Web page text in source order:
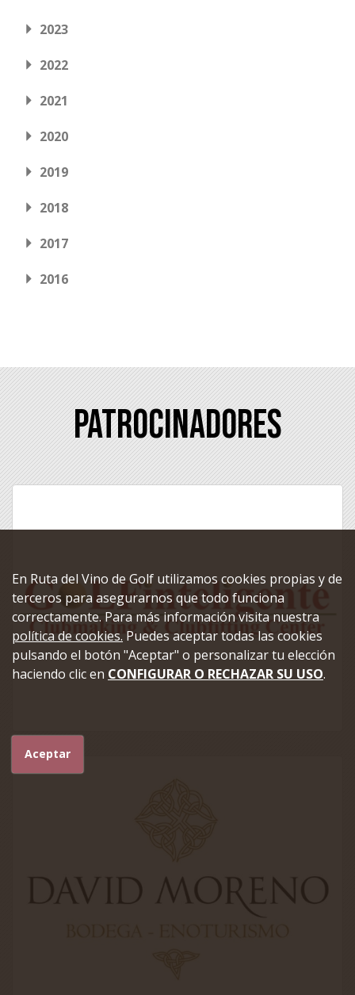
2023
2022
2021
2020
2019
2018
2017
2016
Patrocinadores
En Ruta del Vino de Golf utilizamos cookies propias y de
terceros para asegurarnos que todo funciona
correctamente. Para más información visita nuestra
política de cookies. Puedes aceptar todas las cookies
pulsando el botón "Aceptar" o personalizar tu elección
haciendo clic en CONFIGURAR O RECHAZAR SU USO.
Aceptar